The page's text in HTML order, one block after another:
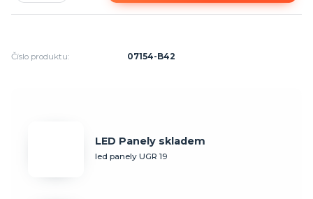
Číslo produktu: 07154-B42
LED Panely skladem
led panely UGR 19